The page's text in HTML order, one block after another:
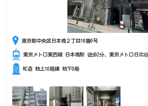
東京都中央区日本橋２丁目16番6号
東京メトロ東西線 日本橋駅 徒歩2分、東京メトロ日比
RC造 地上10階建 地下0階